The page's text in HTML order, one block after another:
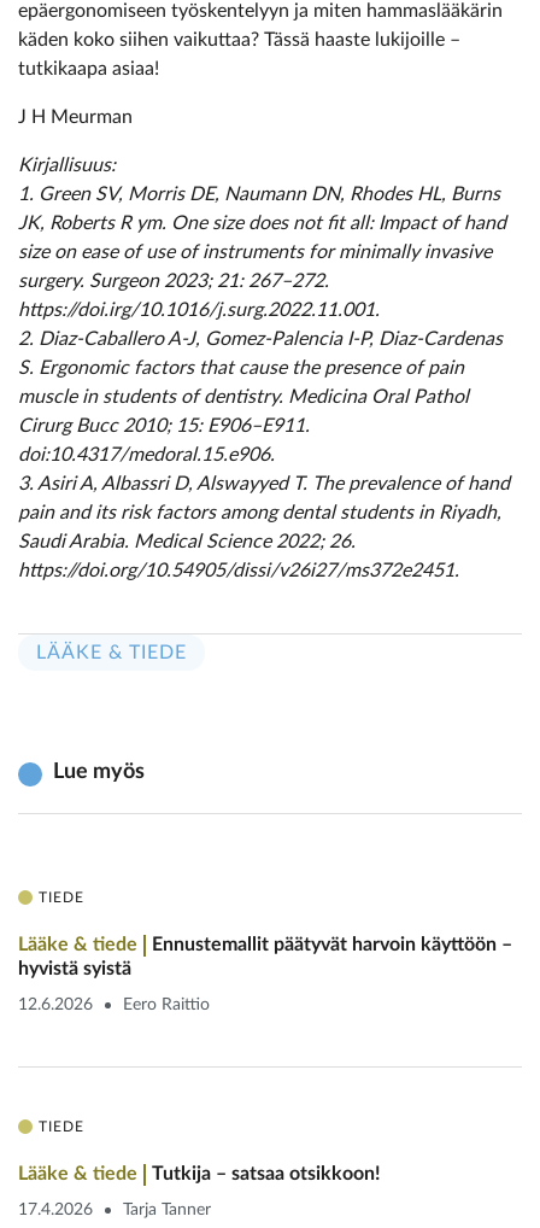
epäergonomiseen työskentelyyn ja miten hammaslääkärin
käden koko siihen vaikuttaa? Tässä haaste lukijoille –
tutkikaapa asiaa!
J H Meurman
Kirjallisuus:
1. Green SV, Morris DE, Naumann DN, Rhodes HL, Burns
JK, Roberts R ym. One size does not fit all: Impact of hand
size on ease of use of instruments for minimally invasive
surgery. Surgeon 2023; 21: 267–272.
https://doi.irg/10.1016/j.surg.2022.11.001.
2. Diaz-Caballero A-J, Gomez-Palencia I-P, Diaz-Cardenas
S. Ergonomic factors that cause the presence of pain
muscle in students of dentistry. Medicina Oral Pathol
Cirurg Bucc 2010; 15: E906–E911.
doi:10.4317/medoral.15.e906.
3. Asiri A, Albassri D, Alswayyed T. The prevalence of hand
pain and its risk factors among dental students in Riyadh,
Saudi Arabia. Medical Science 2022; 26.
https://doi.org/10.54905/dissi/v26i27/ms372e2451.
LÄÄKE & TIEDE
Lue myös
TIEDE
Lääke & tiede
Ennustemallit päätyvät harvoin käyttöön –
hyvistä syistä
12.6.2026 Eero Raittio
TIEDE
Lääke & tiede Tutkija – satsaa otsikkoon!
17.4.2026 Tarja Tanner